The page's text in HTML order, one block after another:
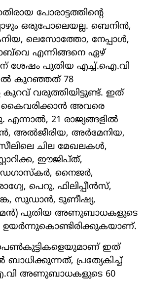
പോരാട്ടത്തിന്റെ
ഒരുപോലെയല്ല. ബെനിൻ,
ലെസോത്തോ, നേപ്പാൾ,
എന്നിങ്ങനെ ഏഴ്
ന് ശേഷം പുതിയ എച്ച്.ഐ.വി
കുറഞ്ഞത് 78
കുറവ് വരുത്തിയിട്ടുണ്ട്. ഇത്
കൈവരിക്കാൻ അവരെ
എന്നാൽ, 21 രാജ്യങ്ങളിൽ
അൽജീരിയ, അർമേനിയ,
ചില മേഖലകൾ,
ഈജിപ്ത്,
നൈജർ,
പെറു, ഫിലിപ്പീൻസ്,
സുഡാൻ, ടുണീഷ്യ,
പുതിയ അണുബാധകളുടെ
ഉയർന്നുകൊണ്ടിരിക്കുകയാണ്.
ഇത്
പ്രത്യേകിച്ച്
അണുബാധകളുടെ 60